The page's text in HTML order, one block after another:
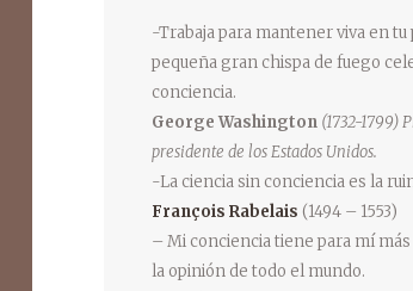
-Trabaja para mantener viva en tu
pequeña gran chispa de fuego
conciencia.
George Washington (1732-1799)
presidente de los Estados Unidos.
-La ciencia sin conciencia es la
François Rabelais (1494 – 1553)
– Mi conciencia tiene para mí más
la opinión de todo el mundo.